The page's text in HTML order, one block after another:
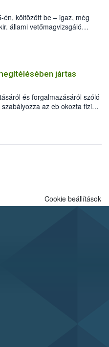
én, költözött be – igaz, még
állami vetőmagvizsgáló
alatti, Czigler Győző által
jártas
és forgalmazásáról szóló
az eb okozta fizikai
felmerülő
eb tartását és annak
jártas szakértőt.
Cookie beállítások